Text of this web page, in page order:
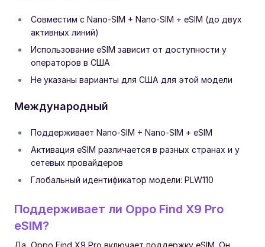
Совместим с Nano-SIM + Nano-SIM + eSIM (до двух
активных линий)
Использование eSIM зависит от доступности у
операторов в США
Не указаны варианты для США для этой модели
Международный
Поддерживает Nano-SIM + Nano-SIM + eSIM
Активация eSIM различается в разных странах и у
сетевых провайдеров
Глобальный идентификатор модели: PLW110
Поддерживает ли Oppo Find X9 Pro
eSIM?
Да, Oppo Find X9 Pro включает поддержку eSIM. Он